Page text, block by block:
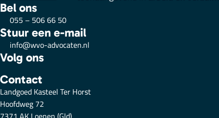
Bel ons
055 – 506 66 50
Stuur een e-mail
info@wvo-advocaten.nl
Volg ons
Contact
Landgoed Kasteel Ter Horst
Hoofdweg 72